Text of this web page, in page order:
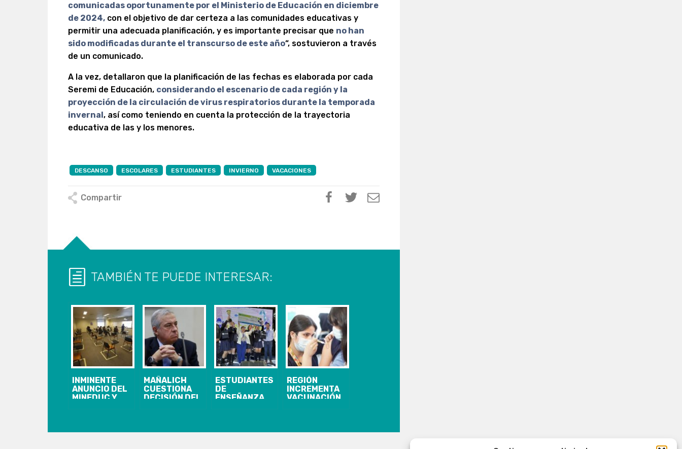
comunicadas oportunamente por el Ministerio de Educación en diciembre
de 2024, con el objetivo de dar certeza a las comunidades educativas y
permitir una adecuada planificación, y es importante precisar que no han
sido modificadas durante el transcurso de este año“, sostuvieron a través
de un comunicado.
A la vez, detallaron que la planificación de las fechas es elaborada por cada
Seremi de Educación, considerando el escenario de cada región y la
proyección de la circulación de virus respiratorios durante la temporada
invernal, así como teniendo en cuenta la protección de la trayectoria
educativa de las y los menores.
DESCANSO ESCOLARES ESTUDIANTES INVIERNO VACACIONES
Compartir
TAMBIÉN TE PUEDE INTERESAR:
INMINENTE
ANUNCIO DEL
MINEDUC Y
DE INVIERNO:
MAÑALICH
CUESTIONA
DECISIÓN DEL
VACACIONES
ESTUDIANTES
DE
ENSEÑANZA
CIENTÍFICA
REGIÓN
INCREMENTA
VACUNACIÓN
HUMANO Y